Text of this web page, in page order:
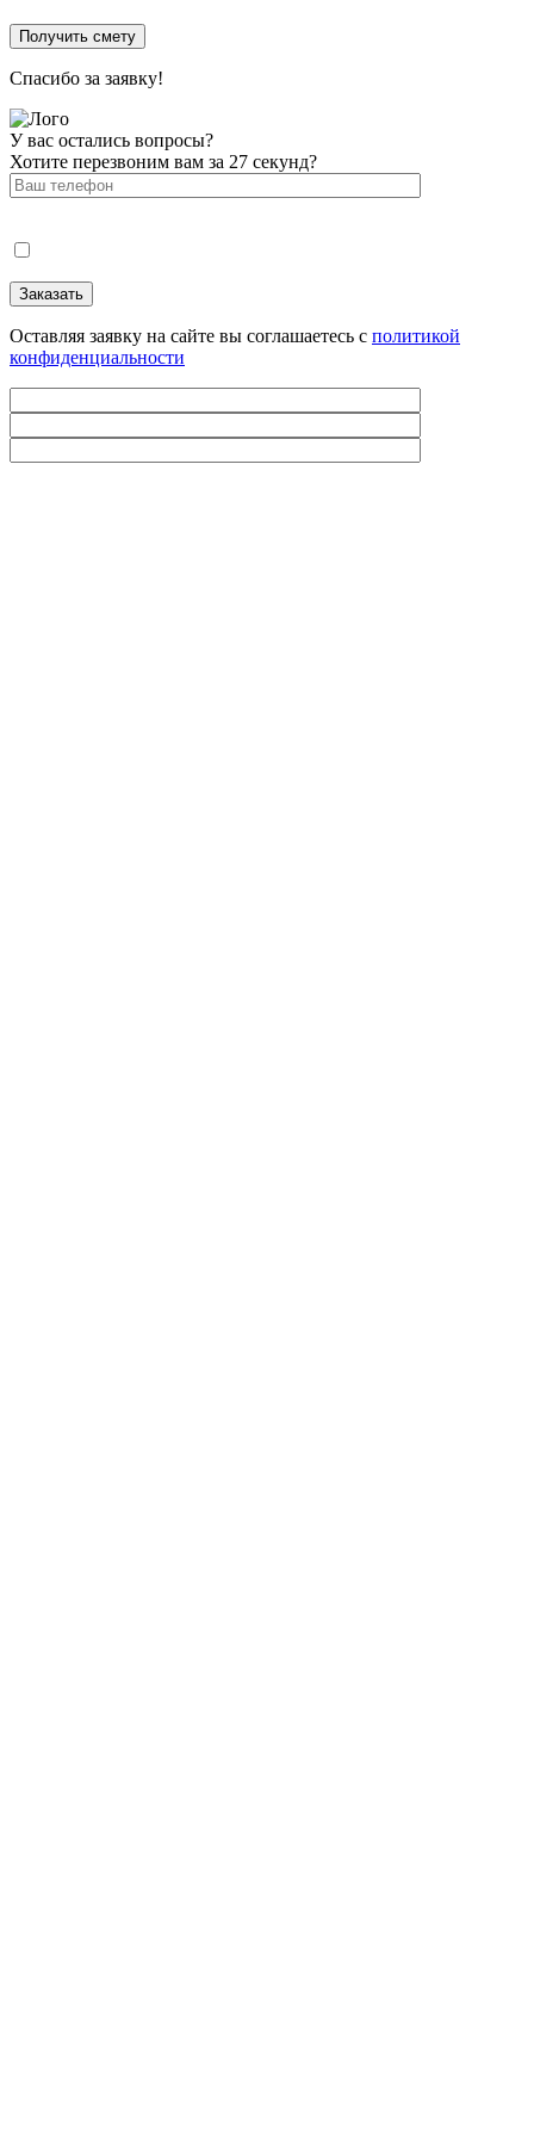
Спасибо за заявку!
У вас остались вопросы?
Хотите перезвоним вам за 27 секунд?
Оставляя заявку на сайте вы соглашаетесь с политикой
конфиденциальности